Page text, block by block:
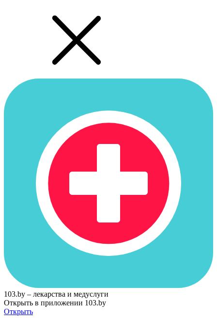
103.by – лекарства и медуслуги
Открыть в приложении 103.by
Открыть